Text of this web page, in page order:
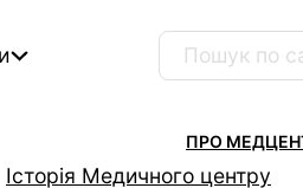
Пошук …
ПРО
Історія Медичного центру